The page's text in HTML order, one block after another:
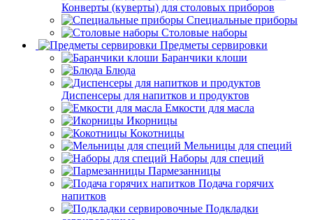
Конверты (куверты) для столовых приборов
Специальные приборы
Столовые наборы
Предметы сервировки
Баранчики клоши
Блюда
Диспенсеры для напитков и продуктов
Емкости для масла
Икорницы
Кокотницы
Мельницы для специй
Наборы для специй
Пармезанницы
Подача горячих
напитков
Подкладки